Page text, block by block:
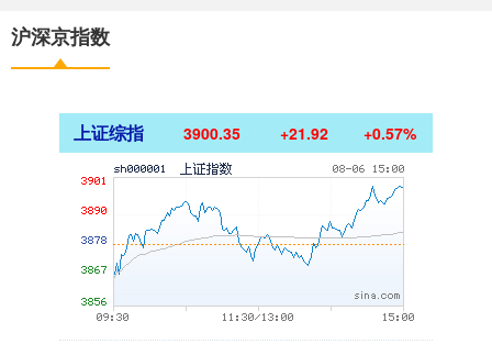
沪深京指数
上证综指 3900.35 +21.92 +0.57%